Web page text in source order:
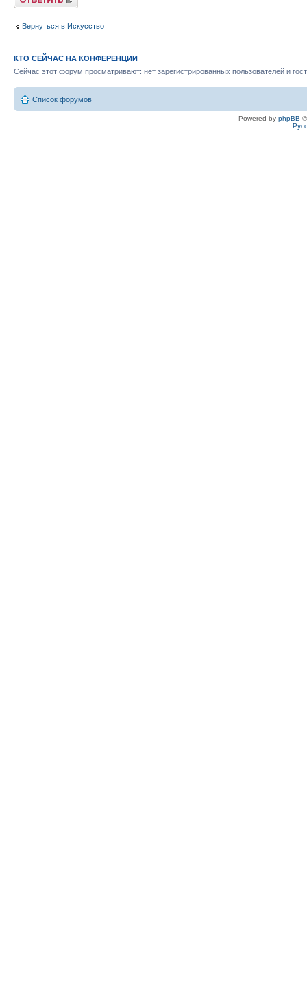
Вернуться в Искусство
КТО СЕЙЧАС НА КОНФЕРЕНЦИИ
Сейчас этот форум просматривают: нет зарегистрированных пользователей и
Список форумов
Powered by phpBB